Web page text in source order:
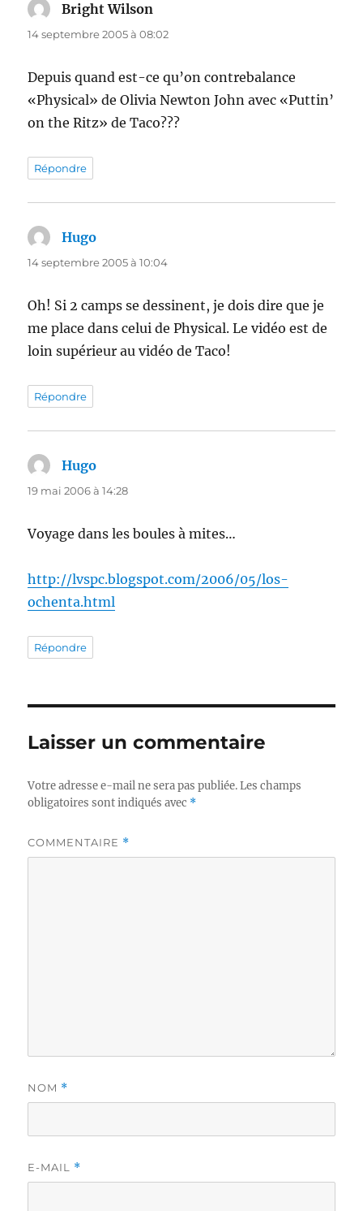
Bright Wilson
14 septembre 2005 à 08:02
Depuis quand est-ce qu’on contrebalance
«Physical» de Olivia Newton John avec «Puttin’
on the Ritz» de Taco???
Répondre
Hugo
14 septembre 2005 à 10:04
Oh! Si 2 camps se dessinent, je dois dire que je
me place dans celui de Physical. Le vidéo est de
loin supérieur au vidéo de Taco!
Répondre
Hugo
19 mai 2006 à 14:28
Voyage dans les boules à mites…
http://lvspc.blogspot.com/2006/05/los-
ochenta.html
Répondre
Laisser un commentaire
Votre adresse e-mail ne sera pas publiée. Les champs
obligatoires sont indiqués avec *
COMMENTAIRE *
NOM *
E-MAIL *